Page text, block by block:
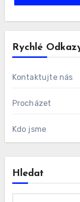
for the next time
Rychlé Odkazy